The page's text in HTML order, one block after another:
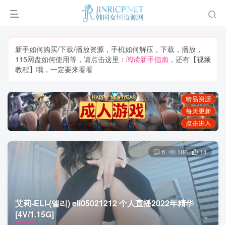
新手如何购买/下载/播放资源，手机如何解压，下载，播放，
115网盘如何使用等，请点击这里： 阅读新手指南 ，还有【视频
教程】哦，一定要来看看
艾莉-ELI-(엘리) eli05021212 个人直播2022年精华
[4V/1.15G]
6 188 14